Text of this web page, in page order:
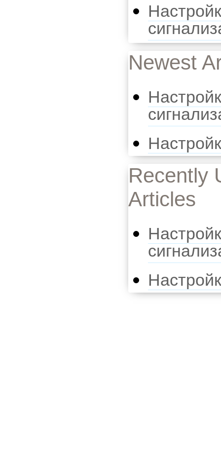
Newest
Recently
Articles